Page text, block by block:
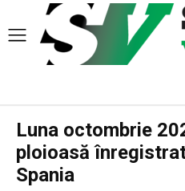
Luna octombrie
ploioasă
Spania